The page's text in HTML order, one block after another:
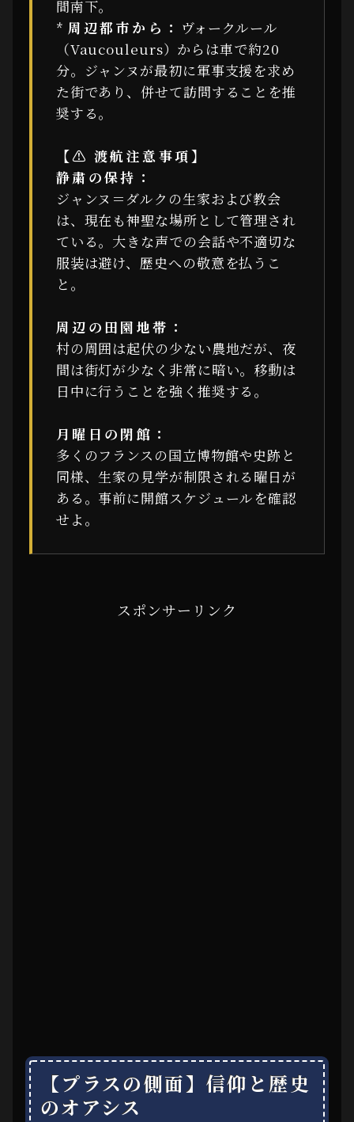
間南下。
* 周辺都市から： ヴォークルール
（Vaucouleurs）からは車で約20
分。ジャンヌが最初に軍事支援を求め
た街であり、併せて訪問することを推
奨する。
【⚠ 渡航注意事項】
静粛の保持：
ジャンヌ＝ダルクの生家および教会
は、現在も神聖な場所として管理され
ている。大きな声での会話や不適切な
服装は避け、歴史への敬意を払うこ
と。
周辺の田園地帯：
村の周囲は起伏の少ない農地だが、夜
間は街灯が少なく非常に暗い。移動は
日中に行うことを強く推奨する。
月曜日の閉館：
多くのフランスの国立博物館や史跡と
同様、生家の見学が制限される曜日が
ある。事前に開館スケジュールを確認
せよ。
スポンサーリンク
【プラスの側面】信仰と歴史
のオアシス